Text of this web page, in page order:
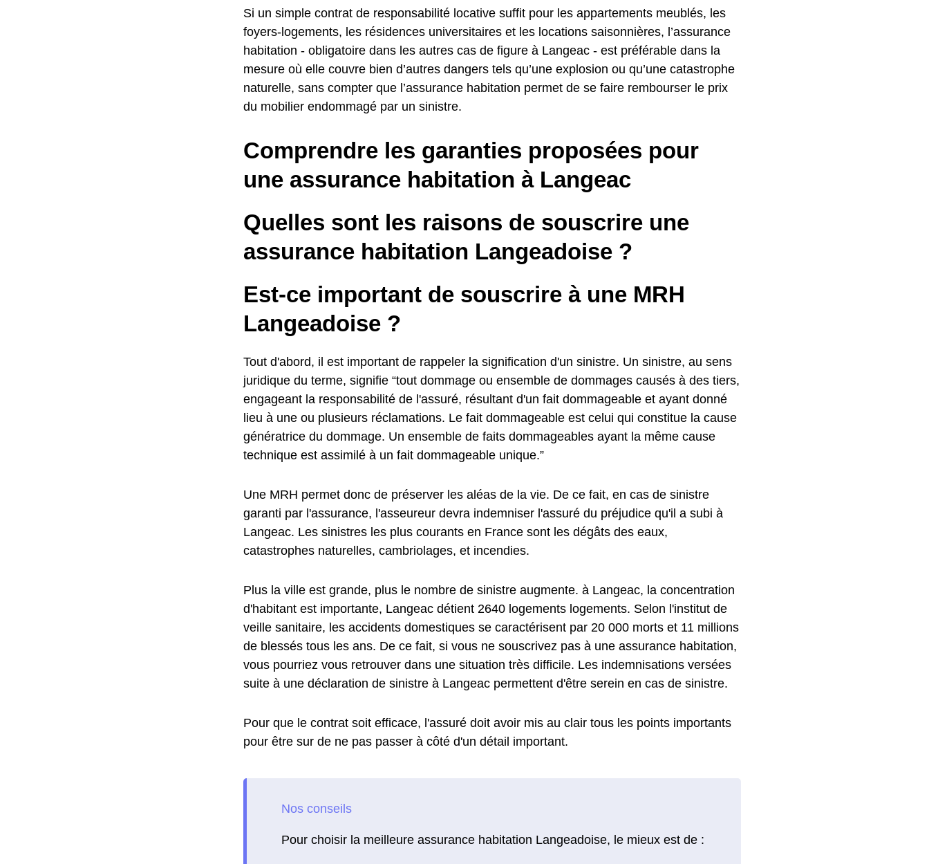
Si un simple contrat de responsabilité locative suffit pour les appartements meublés, les
foyers-logements, les résidences universitaires et les locations saisonnières, l’assurance
habitation - obligatoire dans les autres cas de figure à Langeac - est préférable dans la
mesure où elle couvre bien d’autres dangers tels qu’une explosion ou qu’une catastrophe
naturelle, sans compter que l’assurance habitation permet de se faire rembourser le prix
du mobilier endommagé par un sinistre.
Comprendre les garanties proposées pour
une assurance habitation à Langeac
Quelles sont les raisons de souscrire une
assurance habitation Langeadoise ?
Est-ce important de souscrire à une MRH
Langeadoise ?
Tout d'abord, il est important de rappeler la signification d'un sinistre. Un sinistre, au sens
juridique du terme, signifie “tout dommage ou ensemble de dommages causés à des tiers,
engageant la responsabilité de l'assuré, résultant d'un fait dommageable et ayant donné
lieu à une ou plusieurs réclamations. Le fait dommageable est celui qui constitue la cause
génératrice du dommage. Un ensemble de faits dommageables ayant la même cause
technique est assimilé à un fait dommageable unique.”
Une MRH permet donc de préserver les aléas de la vie. De ce fait, en cas de sinistre
garanti par l'assurance, l'asseureur devra indemniser l'assuré du préjudice qu'il a subi à
Langeac. Les sinistres les plus courants en France sont les dégâts des eaux,
catastrophes naturelles, cambriolages, et incendies.
Plus la ville est grande, plus le nombre de sinistre augmente. à Langeac, la concentration
d'habitant est importante, Langeac détient 2640 logements logements. Selon l'institut de
veille sanitaire, les accidents domestiques se caractérisent par 20 000 morts et 11 millions
de blessés tous les ans. De ce fait, si vous ne souscrivez pas à une assurance habitation,
vous pourriez vous retrouver dans une situation très difficile. Les indemnisations versées
suite à une déclaration de sinistre à Langeac permettent d'être serein en cas de sinistre.
Pour que le contrat soit efficace, l'assuré doit avoir mis au clair tous les points importants
pour être sur de ne pas passer à côté d'un détail important.
Pour choisir la meilleure assurance habitation Langeadoise, le mieux est de :